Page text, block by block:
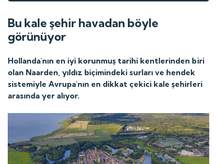
Bu kale şehir havadan böyle
görünüyor
Hollanda'nın en iyi korunmuş tarihi kentlerinden biri
olan Naarden, yıldız biçimindeki surları ve hendek
sistemiyle Avrupa'nın en dikkat çekici kale şehirleri
arasında yer alıyor.